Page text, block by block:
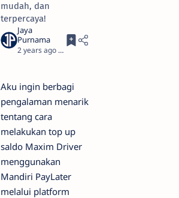
mudah, dan
terpercaya!
2 years ago 5
Aku ingin berbagi
pengalaman menarik
tentang cara
melakukan top up
saldo Maxim Driver
menggunakan
Mandiri PayLater
melalui platform